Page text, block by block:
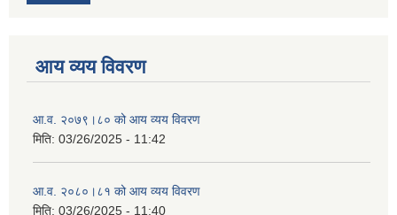
आय व्यय विवरण
आ.व. २०७९।८० को आय व्यय विवरण
मिति: 03/26/2025 - 11:42
आ.व. २०८०।८१ को आय व्यय विवरण
मिति: 03/26/2025 - 11:40